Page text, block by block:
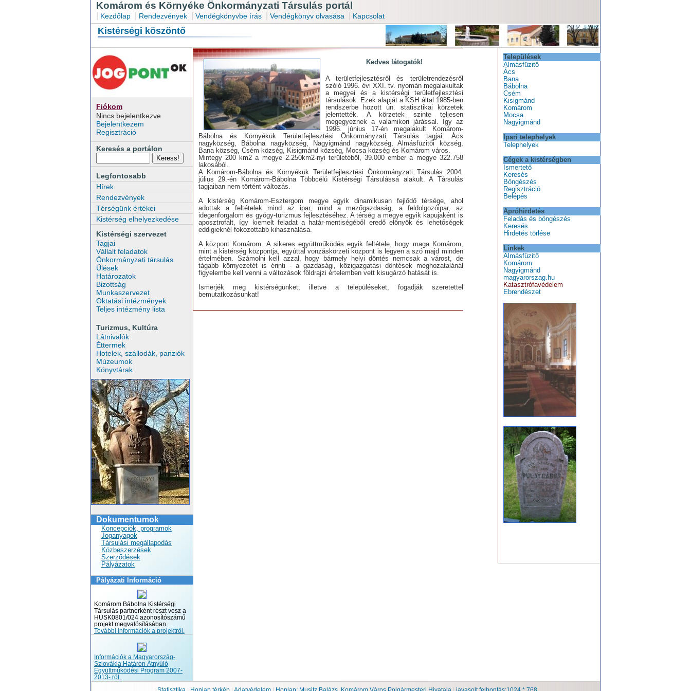
Komárom és Környéke Önkormányzati Társulás portál
Kezdőlap Rendezvények Vendégkönyvbe írás Vendégkönyv olvasása Kapcsolat
Kistérségi köszöntő
Fiókom
Nincs bejelentkezve
Bejelentkezem
Regisztráció
Keresés a portálon
Legfontosabb
Hírek
Rendezvények
Térségünk értékei
Kistérség elhelyezkedése
Kistérségi szervezet
Tagjai
Vállalt feladatok
Önkormányzati társulás
Ülések
Határozatok
Bizottság
Munkaszervezet
Oktatási intézmények
Teljes intézmény lista
Turizmus, Kultúra
Látnivalók
Éttermek
Hotelek, szállodák, panziók
Múzeumok
Könyvtárak
Dokumentumok
Koncepciók, programok
Joganyagok
Társulási megállapodás
Közbeszerzések
Szerződések
Pályázatok
Pályázati Információ
Komárom Bábolna Kistérségi
Társulás partnerként részt vesz a
HUSK0801/024 azonosítószámű
projekt megvalósításában.
További információk a projektről.
Információk a Magyarország-
Szlovákia Határon Átnyúló
Együttműködési Program 2007-
2013- ról.
Települések
Almásfüzitő
Ács
Bana
Bábolna
Csém
Kisigmánd
Komárom
Mocsa
Nagyigmánd
Ipari telephelyek
Telephelyek
Cégek a kistérségben
Ismertető
Keresés
Böngészés
Regisztráció
Belépés
Apróhirdetés
Feladás és böngészés
Keresés
Hirdetés törlése
Linkek
Almásfüzitő
Komárom
Nagyigmánd
magyarorszag.hu
Katasztrófavédelem
Ebrendészet
Kedves látogatók!
A területfejlesztésről és területrendezésről
szóló 1996. évi XXI. tv. nyomán megalakultak
a megyei és a kistérségi területfejlesztési
társulások. Ezek alapját a KSH által 1985-ben
rendszerbe hozott ún. statisztikai körzetek
jelentették. A körzetek szinte teljesen
megegyeznek a valamikori járással. Így az
1996. június 17-én megalakult Komárom-
Bábolna és Környékük Területfejlesztési Önkormányzati Társulás tagjai: Ács
nagyközség, Bábolna nagyközség, Nagyigmánd nagyközség, Almásfüzitői község,
Bana község, Csém község, Kisigmánd község, Mocsa község és Komárom város.
Mintegy 200 km2 a megye 2.250km2-nyi területéből, 39.000 ember a megye 322.758
lakosából.
A Komárom-Bábolna és Környékük Területfejlesztési Önkormányzati Társulás 2004.
július 29.-én Komárom-Bábolna Többcélú Kistérségi Társulássá alakult. A Társulás
tagjaiban nem történt változás.
A kistérség Komárom-Esztergom megye egyik dinamikusan fejlődő térsége, ahol
adottak a feltételek mind az ipar, mind a mezőgazdaság, a feldolgozóipar, az
idegenforgalom és gyógy-turizmus fejlesztéséhez. A térség a megye egyik kapujaként is
aposztrofált, így kiemelt feladat a határ-mentiségéből eredő előnyök és lehetőségek
eddigieknél fokozottabb kihasználása.
A központ Komárom. A sikeres együttműködés egyik feltétele, hogy maga Komárom,
mint a kistérség központja, egyúttal vonzáskörzeti központ is legyen a szó majd minden
értelmében. Számolni kell azzal, hogy bármely helyi döntés nemcsak a várost, de
tágabb környezetét is érinti - a gazdasági, közigazgatási döntések meghozatalánál
figyelembe kell venni a változások földrajzi értelemben vett kisugárzó hatását is.
Ismerjék meg kistérségünket, illetve a településeket, fogadják szeretettel
bemutatkozásunkat!